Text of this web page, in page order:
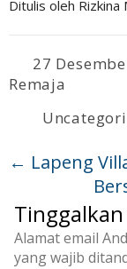
Ditulis oleh Rizkina
27
Remaja
← Lapeng
Tinggalkan
Alamat email
yang wajib